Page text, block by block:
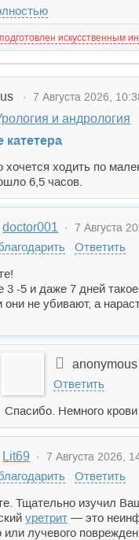
искусственным
· 7 Августа 2026,
и андрология
катетера
хочется ходить по
6,5 часов.
doctor001 · 7 Августа
Ответить
3 -5 и даже 7 дней
они не убивают, а
anonymous
Ответить
Спасибо. Немного
Lit69 · 7 Августа 2026,
Ответить
Тщательно изучил
уретрит — это
или лучевого